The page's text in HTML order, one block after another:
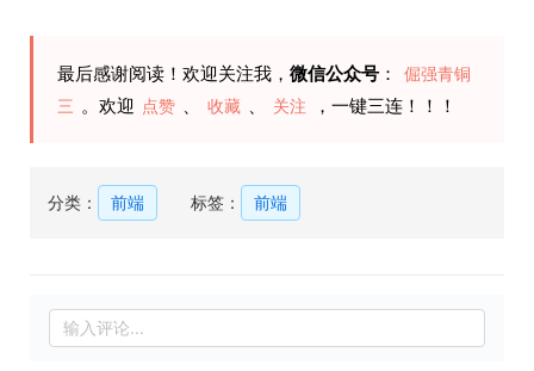
最后感谢阅读！欢迎关注我， 微信公众号 ：
倔强青铜
三 。欢迎 点赞 、 收藏 、 关注 ，一键三连！！！
分类： 前端 标签： 前端